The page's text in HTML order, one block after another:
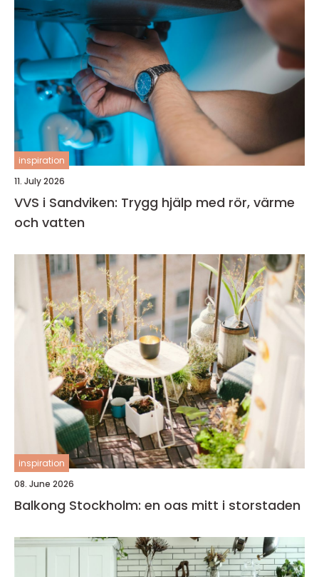
inspiration
11. July 2026
VVS i Sandviken: Trygg hjälp med rör, värme
och vatten
inspiration
08. June 2026
Balkong Stockholm: en oas mitt i storstaden